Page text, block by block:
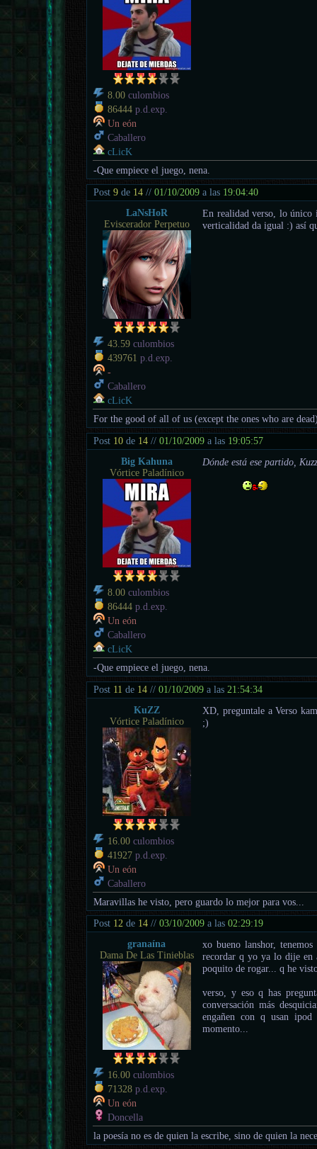
8.00 culombios
86444 p.d.exp.
Un eón
Caballero
cLicK
-Que empiece el juego, nena.
Post9 de 14 //01/10/2009 a las 19:04:40
LaNsHoR
Eviscerador Perpetuo
43.59 culombios
439761 p.d.exp.
-
Caballero
cLicK
En realidad verso, lo único
verticalidad da igual :) así
For the good of all of us (except the ones who are
Post 10 de 14 //01/10/2009 a las 19:05:57
Big Kahuna
Vórtice Paladínico
8.00 culombios
86444 p.d.exp.
Un eón
Caballero
cLicK
Dónde está ese partido,
-Que empiece el juego, nena.
Post 11 de 14 //01/10/2009 a las 21:54:34
KuZZ
Vórtice Paladínico
16.00 culombios
41927 p.d.exp.
Un eón
Caballero
XD, preguntale a Verso
;)
Maravillas he visto, pero guardo lo mejor para vos...
Post 12 de 14 //03/10/2009 a las02:29:19
granaína
Dama De Las Tinieblas
16.00 culombios
71328 p.d.exp.
Un eón
Doncella
xo bueno lanshor,
recordar q yo ya lo dije en
poquito de rogar... q he
verso, y eso q has
conversación más
engañen con q usan
momento...
la poesía no es de quien la escribe, sino de quien la